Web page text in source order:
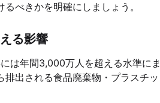
べきかを明確にしましょう。
る影響
は年間3,000万人を超える水準に
出される食品廃棄物・プラスチ